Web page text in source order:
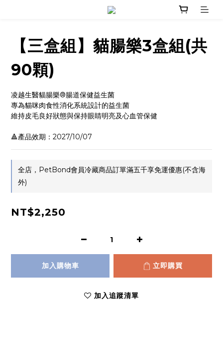
【三盒組】貓腸樂3盒組(共
90顆)
凌越生醫貓腸樂®腸道保健益生菌
專為貓咪肉食性消化系統設計的益生菌
維持皮毛良好狀態與保持眼睛明亮及心血管保健
🔺產品效期：2027/10/07
全店，PetBond會員冷藏商品訂單滿五千享免運優惠(不含海
外)
NT$2,250
加入購物車 立即購買
加入追蹤清單